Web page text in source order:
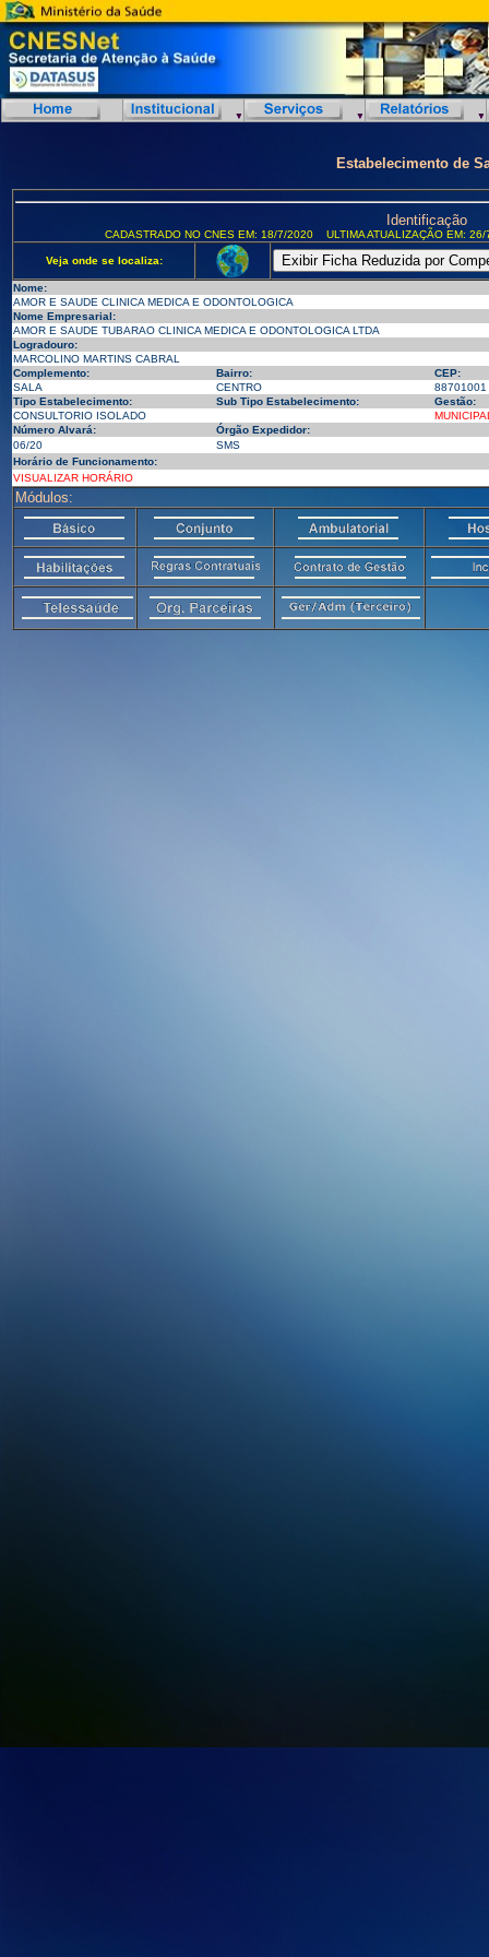
Estabelecimento de
Identificação
CADASTRADO NO CNES EM: 18/7/2020 ULTIMA ATUALIZAÇÃO EM:
Veja onde se localiza:
Nome:
AMOR E SAUDE CLINICA MEDICA E ODONTOLOGICA
Nome Empresarial:
AMOR E SAUDE TUBARAO CLINICA MEDICA E ODONTOLOGICA LTDA
Logradouro:
MARCOLINO MARTINS CABRAL
Complemento:
Bairro:
CEP:
SALA
CENTRO
88701001
Tipo Estabelecimento:
Sub Tipo Estabelecimento:
Gestão:
CONSULTORIO ISOLADO
Número Alvará:
Órgão Expedidor:
06/20
SMS
Horário de Funcionamento:
VISUALIZAR HORÁRIO
Módulos: